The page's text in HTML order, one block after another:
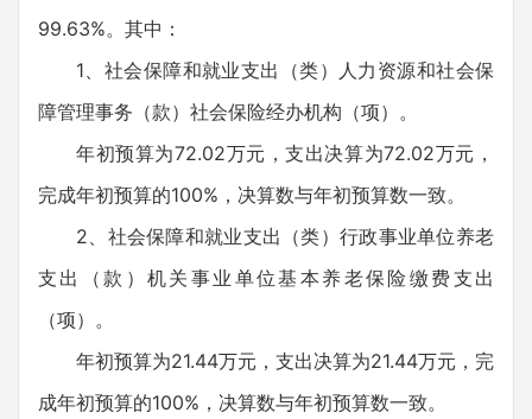
99.63%。其中：
1、社会保障和就业支出（类）人力资源和社会保
障管理事务（款）社会保险经办机构（项）。
年初预算为72.02万元，支出决算为72.02万元，
完成年初预算的100%，决算数与年初预算数一致。
2、社会保障和就业支出（类）行政事业单位养老
支出（款）机关事业单位基本养老保险缴费支出
（项）。
年初预算为21.44万元，支出决算为21.44万元，完
成年初预算的100%，决算数与年初预算数一致。